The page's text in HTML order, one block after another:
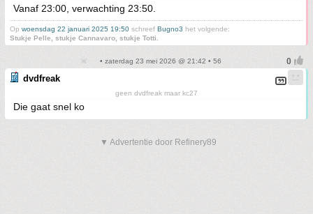
Vanaf 23:00, verwachting 23:50.
Op woensdag 22 januari 2025 19:50 schreef Bugno3 het volgende:
Stukje Pelle, stukje Cannavaro, stukje Totti.
• zaterdag 23 mei 2026 @ 21:42 • 56
dvdfreak
geen dvdfreak maar kc27
Die gaat snel ko
▼ Advertentie door Refinery89